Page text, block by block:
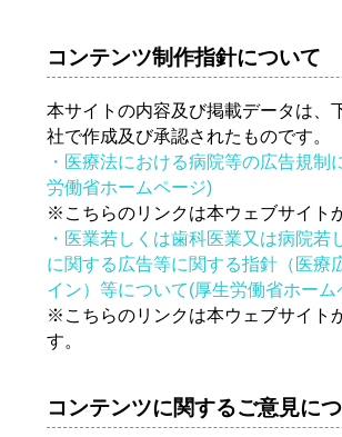
コンテンツ制作指針について
本サイトの内容及び掲載データは、
社で作成及び承認されたものです。
・医療法における病院等の広告規制
労働省ホームページ)
※こちらのリンクは本ウェブサイト
・医業若しくは歯科医業又は病院若
に関する広告等に関する指針（医療
イン）等について(厚生労働省ホーム
※こちらのリンクは本ウェブサイト
す。
コンテンツに関するご意見に